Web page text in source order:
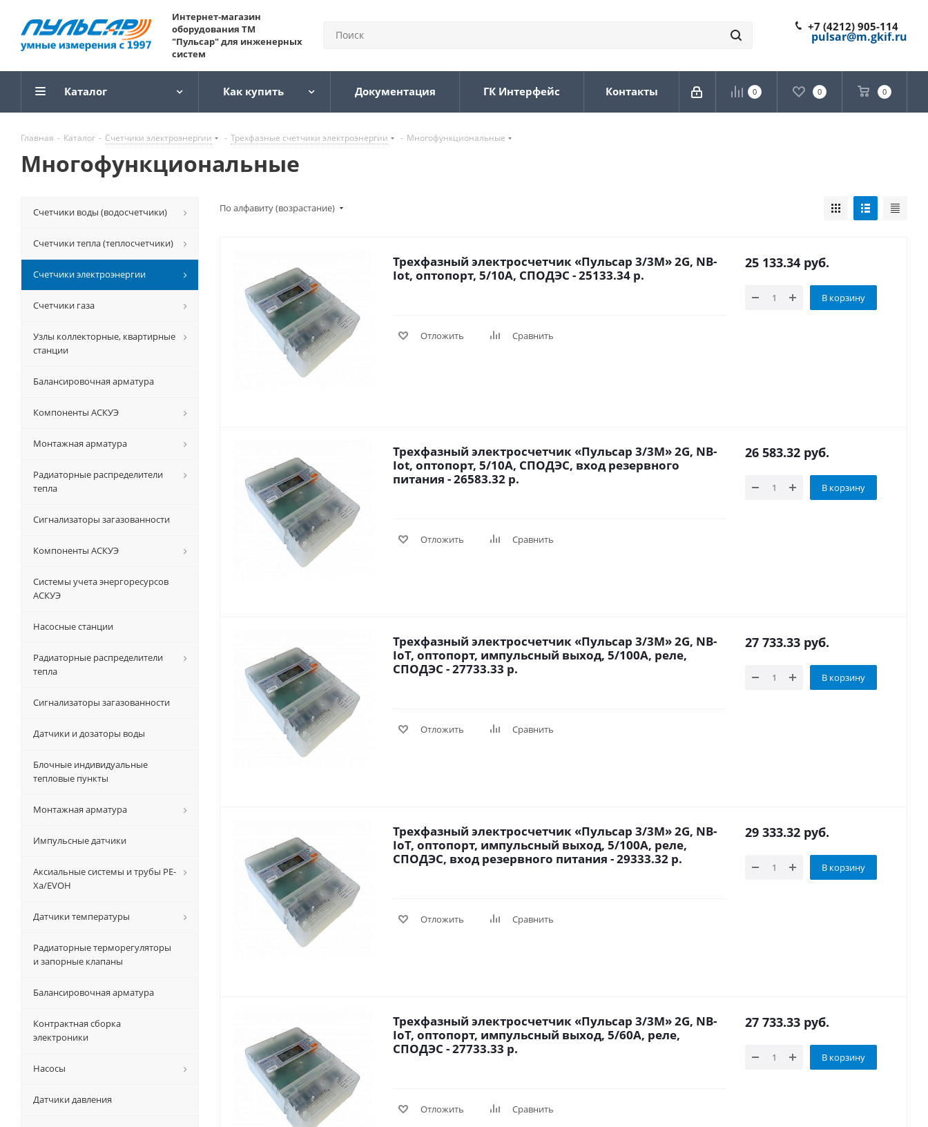
Интернет-магазин
оборудования ТМ
"Пульсар" для инженерных
систем
+7 (4212) 905-114
pulsar@m.gkif.ru
0 0 0
Каталог Как купить Документация ГК Интерфейс Контакты
Главная - Каталог - Счетчики электроэнергии - Трехфазные счетчики электроэнергии - Многофункциональные
Многофункциональные
По алфавиту (возрастание)
Трехфазный электросчетчик «Пульсар 3/3М» 2G, NB-
Iot, оптопорт, 5/10A, СПОДЭС - 25133.34 р.
Отложить Сравнить
25 133.34 руб.
В корзину
Трехфазный электросчетчик «Пульсар 3/3М» 2G, NB-
Iot, оптопорт, 5/10A, СПОДЭС, вход резервного
питания - 26583.32 р.
Отложить Сравнить
26 583.32 руб.
В корзину
Трехфазный электросчетчик «Пульсар 3/3М» 2G, NB-
IoT, оптопорт, импульсный выход, 5/100A, реле,
СПОДЭС - 27733.33 р.
Отложить Сравнить
27 733.33 руб.
В корзину
Трехфазный электросчетчик «Пульсар 3/3М» 2G, NB-
IoT, оптопорт, импульсный выход, 5/100A, реле,
СПОДЭС, вход резервного питания - 29333.32 р.
Отложить Сравнить
29 333.32 руб.
В корзину
Трехфазный электросчетчик «Пульсар 3/3М» 2G, NB-
IoT, оптопорт, импульсный выход, 5/60A, реле,
СПОДЭС - 27733.33 р.
Отложить Сравнить
27 733.33 руб.
В корзину
Счетчики воды (водосчетчики)
Счетчики тепла (теплосчетчики)
Счетчики электроэнергии
Счетчики газа
Узлы коллекторные, квартирные
станции
Балансировочная арматура
Компоненты АСКУЭ
Монтажная арматура
Радиаторные распределители
тепла
Сигнализаторы загазованности
Компоненты АСКУЭ
Системы учета энергоресурсов
АСКУЭ
Насосные станции
Радиаторные распределители
тепла
Сигнализаторы загазованности
Датчики и дозаторы воды
Блочные индивидуальные
тепловые пункты
Монтажная арматура
Импульсные датчики
Аксиальные системы и трубы РЕ-
Ха/EVOH
Датчики температуры
Радиаторные терморегуляторы
и запорные клапаны
Балансировочная арматура
Контрактная сборка
электроники
Насосы
Датчики давления